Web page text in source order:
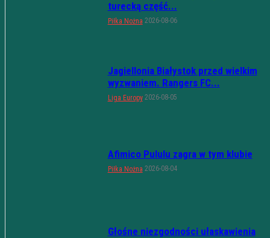
turecką część...
Piłka Nożna 2026-08-06
Jagiellonia Białystok przed wielkim
wyzwaniem. Rangers FC...
Liga Europy 2026-08-05
Afimico Pululu zagra w tym klubie
Piłka Nożna 2026-08-04
Głośne niezgodności ułaskawienia